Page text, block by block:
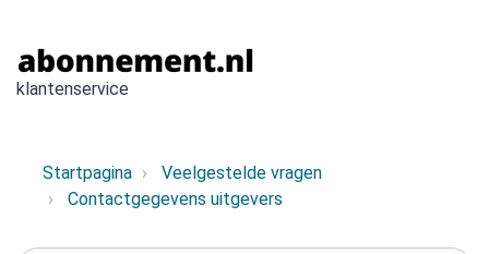
klantenservice
Startpagina
Veelgestelde vragen
Contactgegevens uitgevers